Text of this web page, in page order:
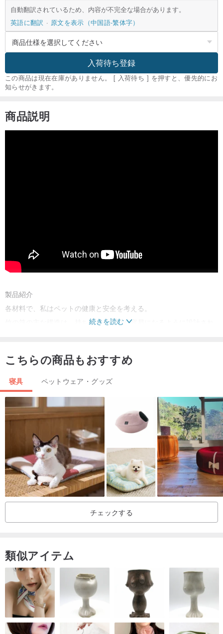
自動翻訳されているため、内容が不完全な場合があります。
英語に翻訳
原文を表示（中国語-繁体字）
入荷待ち登録
この商品は現在在庫がありません。 [ 入荷待ち ] を押すと、優先的にお
知らせがきます。
商品説明
製品紹介
各材料で、私はペットの健康と安全を考える。
竹の筏の主な構造は、持ち運びと移動が容易になるように設計され
提供してください。
テントは、100％のしわ防止綿のオックスフォード布、ストレッチ
綿の素材、厚さのある綿の生地でできています。しわになりにく
く、丈夫で清潔です。
コーンテントのテントは、通気性、軽さ、柔軟性があり、両面に
100％の綿のオックスフォードと非常に細かいガーゼ布を使用して
おり、2シーズンに使用できます。
動物の足首がマットレスに不快で耐久性がないように綿を調節する
ことによって綿の高さを調節することができるジッパーがありま
完全に洗うことができる動物のコンパニオンハウス、木とテントを
つなぐコードロック（木製錠）をはずして、テントカバーを分けて
全体として洗うことができます。
組み立てや分解が容易で、使用せずに別々に保管でき、安全で清潔
なベッドです。
続きを読む
こちらの商品もおすすめ
寝具 ペットウェア・グッズ
チェックする
類似アイテム